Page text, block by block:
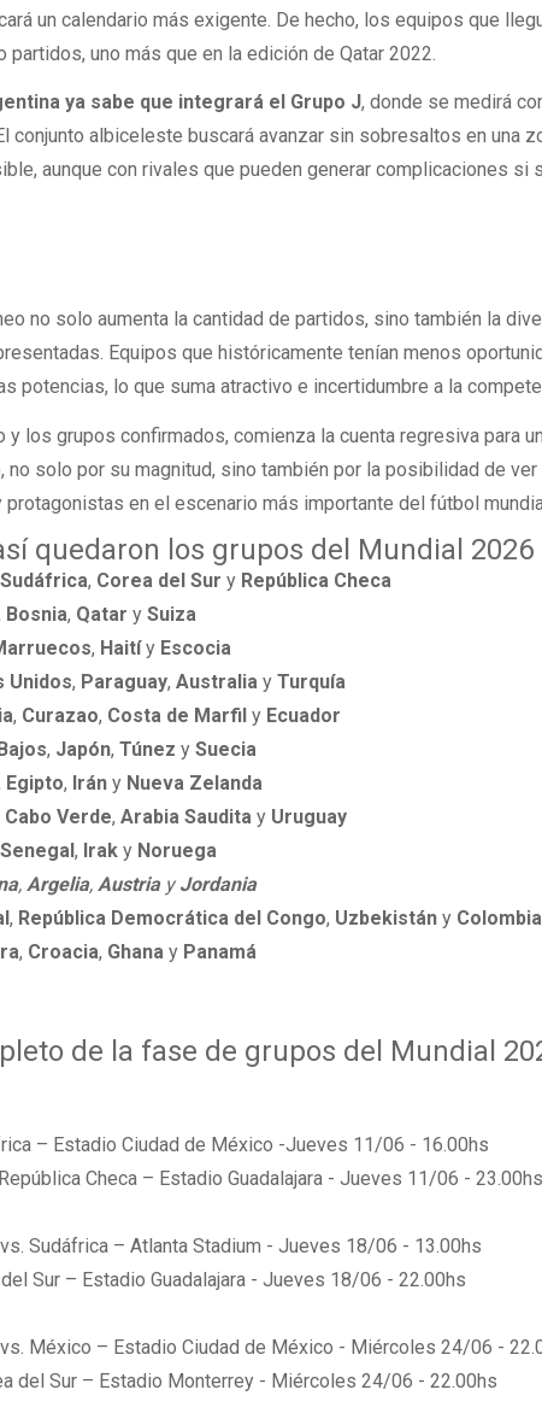
un calendario más exigente. De hecho, los equipos que
partidos, uno más que en la edición de Qatar 2022.
ya sabe que integrará el Grupo J, donde se medirá
conjunto albiceleste buscará avanzar sin sobresaltos en una
aunque con rivales que pueden generar complicaciones si
no solo aumenta la cantidad de partidos, sino también la
Equipos que históricamente tenían menos
potencias, lo que suma atractivo e incertidumbre a la
y los grupos confirmados, comienza la cuenta regresiva para
solo por su magnitud, sino también por la posibilidad de ver
en el escenario más importante del fútbol
quedaron los grupos del Mundial 2026
Sudáfrica, Corea del Sur y República Checa
Bosnia, Qatar y Suiza
, Haitíy Escocia
Unidos, Paraguay, Australia y Turquía
, Curazao, Costa de Marfily Ecuador
, Japón, Túnez y Suecia
Egipto, Irán yNueva Zelanda
Cabo Verde, Arabia Saudita yUruguay
Senegal, Iraky Noruega
, Argelia,Austria yJordania
, República Democrática del Congo, Uzbekistány Colombia
, Croacia, Ghana y Panamá
de la fase de grupos del Mundial
– Estadio Ciudad de México -Jueves 11/06 - 16.00hs
Checa – Estadio Guadalajara - Jueves 11/06 - 23.00hs
Sudáfrica – Atlanta Stadium - Jueves 18/06 - 13.00hs
Sur – Estadio Guadalajara - Jueves 18/06 - 22.00hs
México – Estadio Ciudad de México - Miércoles 24/06 -
del Sur – Estadio Monterrey - Miércoles 24/06 - 22.00hs